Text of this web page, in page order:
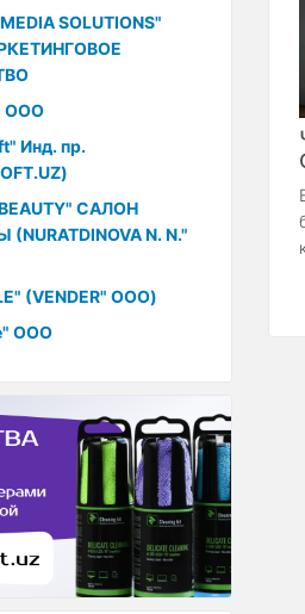
SOLUTIONS"
ООО
Инд. пр.
САЛОН
N. N."
(VENDER" ООО)
ООО